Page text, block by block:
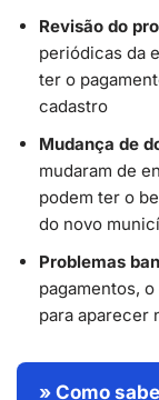
Revisão do
periódicas da
ter o
cadastro
Mudança de
mudaram de
podem ter o
do novo
Problemas
pagamentos,
para aparecer
» Como